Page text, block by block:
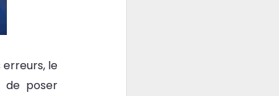
erreurs, le
de poser